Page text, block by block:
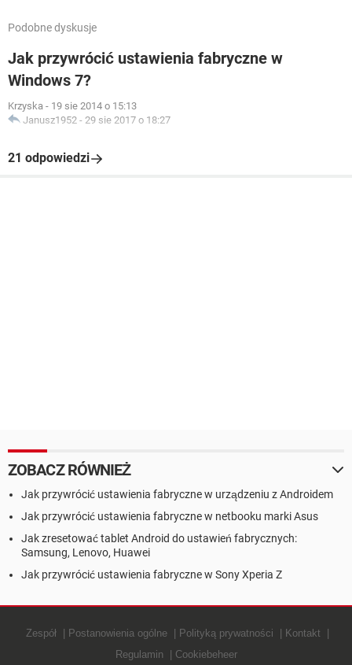
Podobne dyskusje
Jak przywrócić ustawienia fabryczne w
Windows 7?
Krzyska - 19 sie 2014 o 15:13
Janusz1952 - 29 sie 2017 o 18:27
21 odpowiedzi
ZOBACZ RÓWNIEŻ
Jak przywrócić ustawienia fabryczne w urządzeniu z Androidem
Jak przywrócić ustawienia fabryczne w netbooku marki Asus
Jak zresetować tablet Android do ustawień fabrycznych:
Samsung, Lenovo, Huawei
Jak przywrócić ustawienia fabryczne w Sony Xperia Z
Zespół Postanowienia ogólne Polityką prywatności
Kontakt
Regulamin
Cookiebeheer